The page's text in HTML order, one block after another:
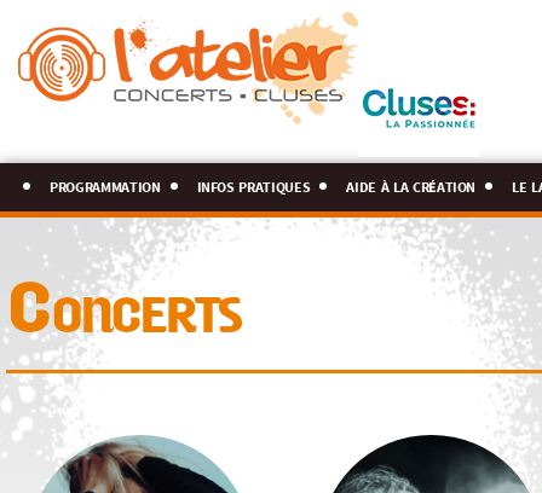
programmation infos pratiques aide à la création le
Concerts